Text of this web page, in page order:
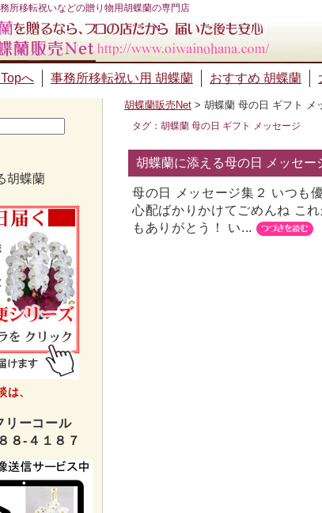
所移転祝いなどの贈り物用胡蝶蘭の専門店
へ 事務所移転祝い用 胡蝶蘭 おすすめ 胡蝶蘭
胡蝶蘭販売Net > 胡蝶蘭 母の日 ギフト メ
タグ：胡蝶蘭 母の日 ギフト メッセージ
胡蝶蘭に添える母の日 メッセー
母の日 メッセージ集２ いつも
心配ばかりかけてごめんね こ
もありがとう！ い...
胡蝶蘭
は、
リーコール
８-４１８７